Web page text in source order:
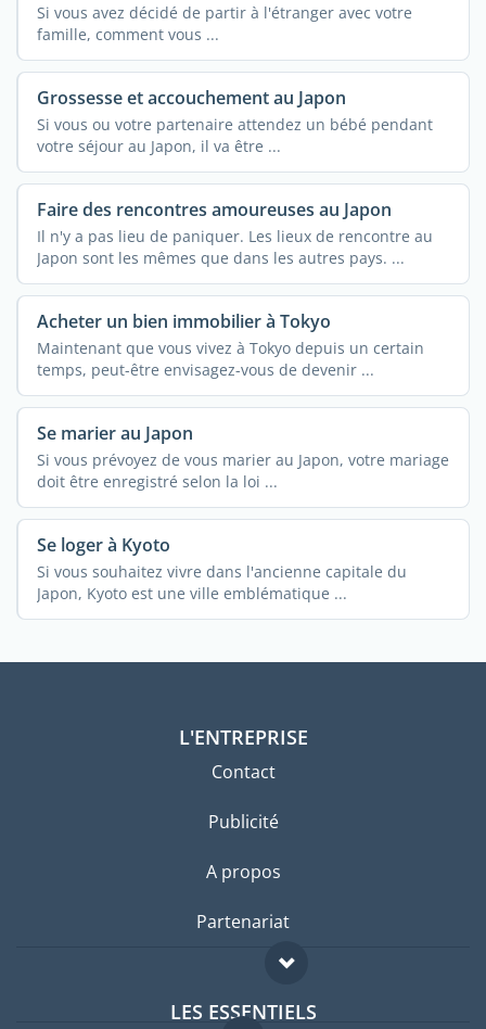
Si vous avez décidé de partir à l'étranger avec votre
famille, comment vous ...
Grossesse et accouchement au Japon
Si vous ou votre partenaire attendez un bébé pendant
votre séjour au Japon, il va être ...
Faire des rencontres amoureuses au Japon
Il n'y a pas lieu de paniquer. Les lieux de rencontre au
Japon sont les mêmes que dans les autres pays. ...
Acheter un bien immobilier à Tokyo
Maintenant que vous vivez à Tokyo depuis un certain
temps, peut-être envisagez-vous de devenir ...
Se marier au Japon
Si vous prévoyez de vous marier au Japon, votre mariage
doit être enregistré selon la loi ...
Se loger à Kyoto
Si vous souhaitez vivre dans l'ancienne capitale du
Japon, Kyoto est une ville emblématique ...
L'ENTREPRISE
Contact
Publicité
A propos
Partenariat
LES ESSENTIELS